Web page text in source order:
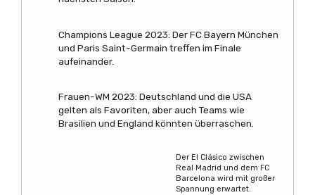
Champions League 2023: Der FC Bayern München
und Paris Saint-Germain treffen im Finale
aufeinander.
Frauen-WM 2023: Deutschland und die USA
gelten als Favoriten, aber auch Teams wie
Brasilien und England könnten überraschen.
Der El Clásico zwischen
Real Madrid und dem FC
Barcelona wird mit großer
Spannung erwartet.